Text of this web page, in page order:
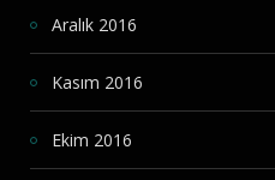
Aralık 2016
Kasım 2016
Ekim 2016